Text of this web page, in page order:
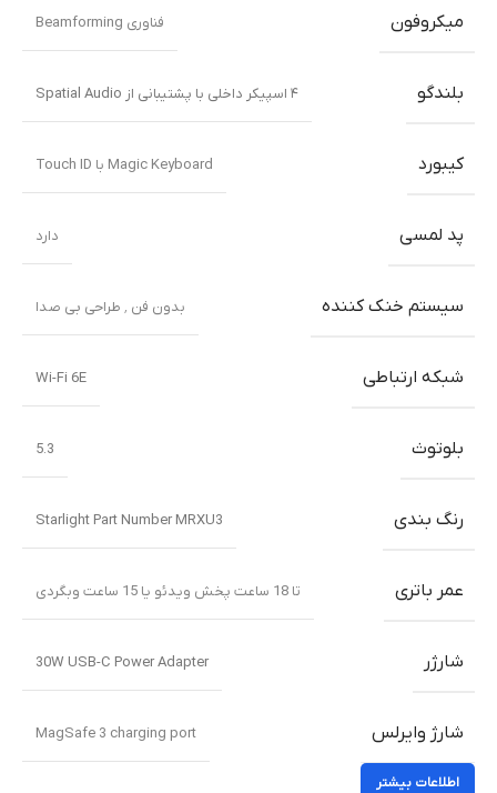
میکروفون فناوری Beamforming
بلندگو ۴ اسپیکر داخلی با پشتیبانی از Spatial Audio
کیبورد Magic Keyboard با Touch ID
پد لمسی دارد
سیستم خنک کننده بدون فن ٬ طراحی بی صدا
شبکه ارتباطی Wi-Fi 6E
بلوتوث 5.3
رنگ بندی Starlight Part Number MRXU3
عمر باتری تا 18 ساعت پخش ویدئو یا 15 ساعت وبگردی
شارژر 30W USB-C Power Adapter
شارژ وایرلس MagSafe 3 charging port
اطلاعات بیشتر